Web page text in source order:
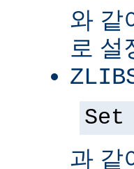
와 같
로 설
Set
과 같